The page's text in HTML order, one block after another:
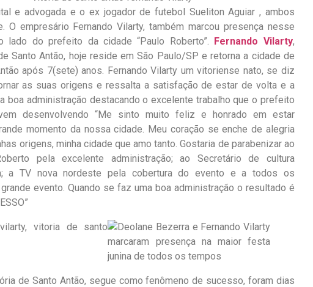
e advogada e o ex jogador de futebol Sueliton Aguiar , ambos
O empresário Fernando Vilarty, também marcou presença nesse
lado do prefeito da cidade “Paulo Roberto”. Fernando Vilarty,
Santo Antão, hoje reside em São Paulo/SP e retorna a cidade de
após 7(sete) anos. Fernando Vilarty um vitoriense nato, se diz
as suas origens e ressalta a satisfação de estar de volta e a
boa administração destacando o excelente trabalho que o prefeito
vem desenvolvendo “Me sinto muito feliz e honrado em estar
momento da nossa cidade. Meu coração se enche de alegria
origens, minha cidade que amo tanto. Gostaria de parabenizar ao
pela excelente administração; ao Secretário de cultura
a TV nova nordeste pela cobertura do evento e a todos os
evento. Quando se faz uma boa administração o resultado é
de Santo Antão, segue como fenômeno de sucesso, foram dias